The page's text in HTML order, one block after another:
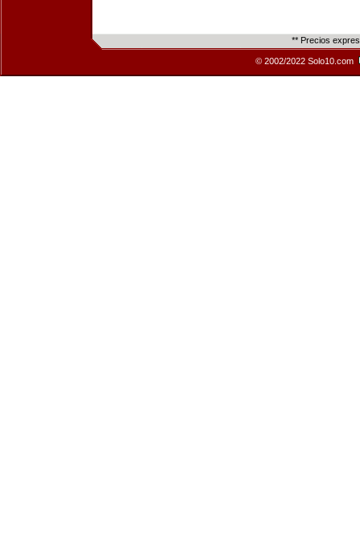
** Precios
© 2002/2022 Solo10.com